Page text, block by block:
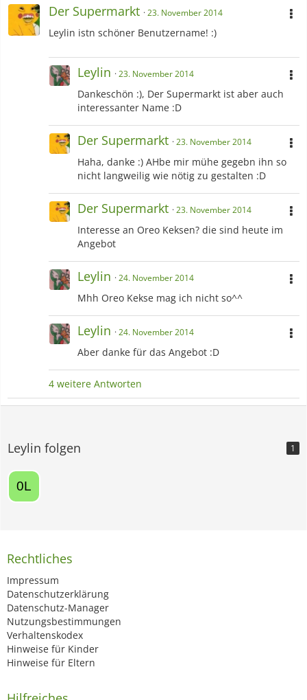
Der Supermarkt 23. November 2014
Leylin istn schöner Benutzername! :)
Leylin 23. November 2014
Dankeschön :), Der Supermarkt ist aber auch
interessanter Name :D
Der Supermarkt 23. November 2014
Haha, danke :) AHbe mir mühe gegebn ihn so
nicht langweilig wie nötig zu gestalten :D
Der Supermarkt 23. November 2014
Interesse an Oreo Keksen? die sind heute im
Angebot
Leylin 24. November 2014
Mhh Oreo Kekse mag ich nicht so^^
Leylin 24. November 2014
Aber danke für das Angebot :D
4 weitere Antworten
Leylin folgen 1
Rechtliches
Impressum
Datenschutzerklärung
Datenschutz-Manager
Nutzungsbestimmungen
Verhaltenskodex
Hinweise für Kinder
Hinweise für Eltern